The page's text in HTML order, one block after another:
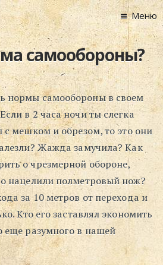
Главная
Новости
Графоманство
* Автотекст
*
* Хронограф
Арт-Рецензии
* Слушать
* Смотреть
* Читать
* По жизни
Блог
Меню
самообороны?
нормы самообороны в своем
в 2 часа ночи ты слегка
с мешком и обрезом, то это они
Жажда замучила? Как
о чрезмерной обороне,
нацелили полметровый нож?
за 10 метров от перехода и
Кто его заставлял экономить
еще разумного в нашей